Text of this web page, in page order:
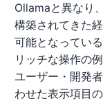
Ollamaと異なり
構築されてきた
可能となってい
リッチな操作の
ユーザー・開発
わせた表示項目